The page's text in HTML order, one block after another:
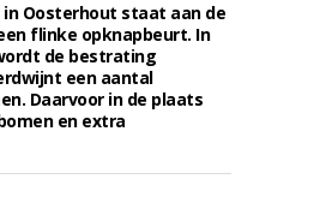
in Oosterhout staat aan de
flinke opknapbeurt. In
de bestrating
een aantal
Daarvoor in de plaats
en extra